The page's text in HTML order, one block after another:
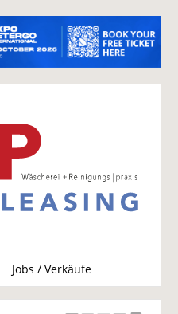
Jobs / Verkäufe
u
c